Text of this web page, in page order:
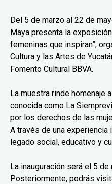
Del 5 de marzo al 22 de
Maya presenta la
femeninas que inspiran”,
Cultura y las Artes de
Fomento Cultural BBVA.
La muestra rinde homenaje
conocida como La
por los derechos de las
A través de una
legado social, educativo y
La inauguración será el 5 de
Posteriormente, podrás